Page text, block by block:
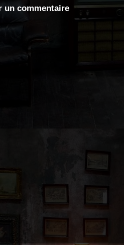
un commentaire